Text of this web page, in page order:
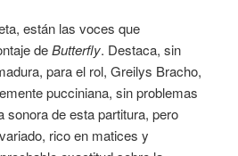
están las voces que
deButterfly. Destaca, sin
para el rol, Greilys Bracho,
pucciniana, sin problemas
sonora de esta partitura, pero
rico en matices y